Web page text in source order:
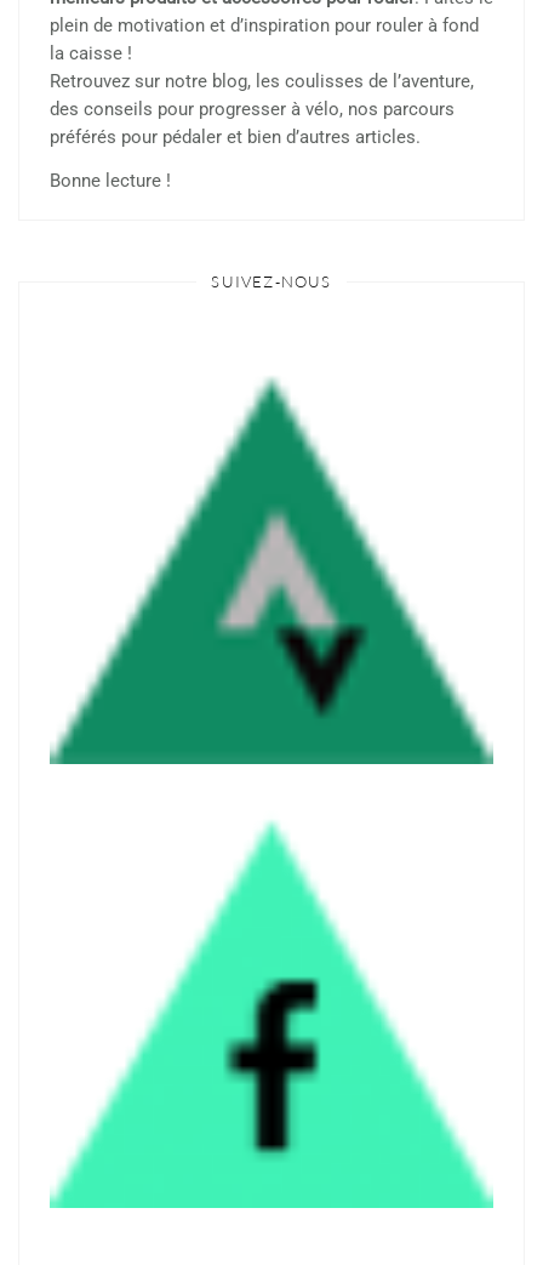
plein de motivation et d’inspiration pour rouler à fond
la caisse !
Retrouvez sur notre blog, les coulisses de l’aventure,
des conseils pour progresser à vélo, nos parcours
préférés pour pédaler et bien d’autres articles.
Bonne lecture !
SUIVEZ-NOUS